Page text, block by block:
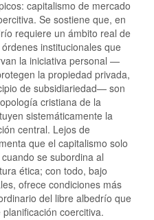
capitalismo de mercado
Se sostiene que, en
requiere un ámbito real de
institucionales que
la iniciativa personal —
la propiedad privada,
de subsidiariedad— son
cristiana de la
sistemáticamente la
central. Lejos de
que el capitalismo solo
se subordina al
ética; con todo, bajo
ofrece condiciones más
del libre albedrío que
coercitiva.